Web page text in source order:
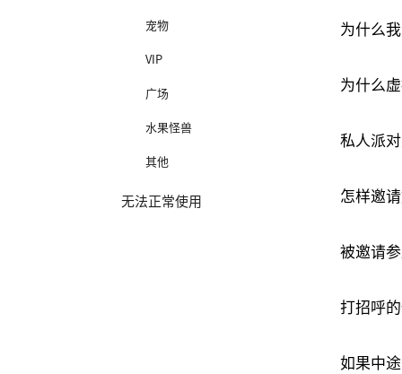
宠物
VIP
广场
水果怪兽
其他
无法正常使用
为什么
为什么
私人派
怎样邀
被邀请
打招呼
如果中